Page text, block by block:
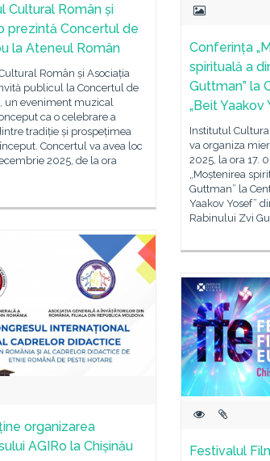
Cultural Român și
prezintă Concertul de
la Ateneul Român
Român și Asociația
publicul la Concertul de
un eveniment muzical
ca o celebrare a
tradiție și prospețimea
Concertul va avea loc
2025, de la ora
Conferința
spirituală a
Guttman” la
„Beit Yaakov
Institutul
va organiza
2025, la ora 17.
„Moștenirea
Guttman” la
Yaakov Yosef”
Rabinului Zvi
organizarea
AGIRo la Chișinău
Festivalul